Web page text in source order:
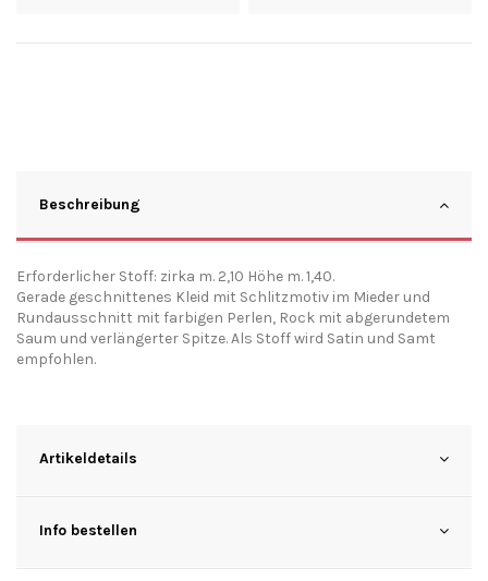
Beschreibung
Erforderlicher Stoff: zirka m. 2,10 Höhe m. 1,40.
Gerade geschnittenes Kleid mit Schlitzmotiv im Mieder und
Rundausschnitt mit farbigen Perlen, Rock mit abgerundetem
Saum und verlängerter Spitze. Als Stoff wird Satin und Samt
empfohlen.
Artikeldetails
Info bestellen